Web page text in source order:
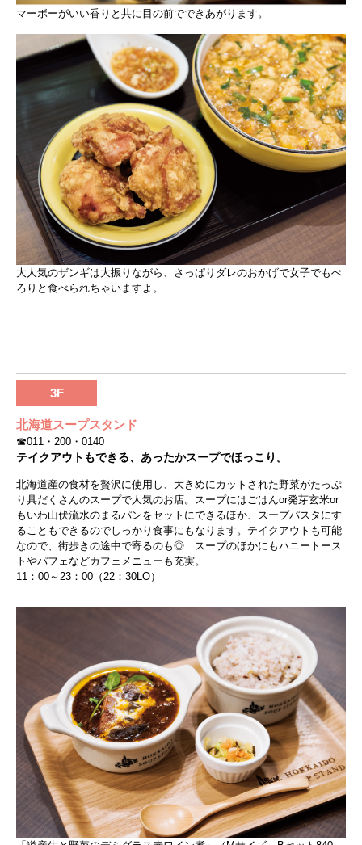
マーボーがいい香りと共に目の前でできあがります。
大人気のザンギは大振りながら、さっぱりダレのおかげで女子でもぺ
ろりと食べられちゃいますよ。
3F
北海道スープスタンド
☎011・200・0140
テイクアウトもできる、あったかスープでほっこり。
北海道産の食材を贅沢に使用し、大きめにカットされた野菜がたっぷ
り具だくさんのスープで人気のお店。スープにはごはんor発芽玄米or
もいわ山伏流水のまるパンをセットにできるほか、スープパスタにす
ることもできるのでしっかり食事にもなります。テイクアウトも可能
なので、街歩きの途中で寄るのも◎ スープのほかにもハニートース
トやパフェなどカフェメニューも充実。
11：00～23：00（22：30LO）